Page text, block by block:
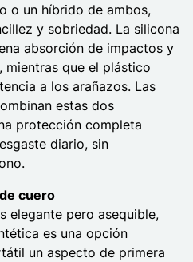
o un híbrido de ambos,
y sobriedad. La silicona
absorción de impactos y
mientras que el plástico
a los arañazos. Las
estas dos
protección completa
diario, sin
cuero
elegante pero asequible,
es una opción
un aspecto de primera